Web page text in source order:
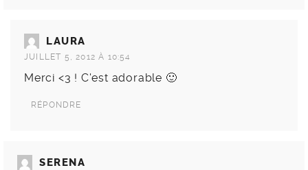
LAURA
JUILLET 5, 2012 À 10:54
Merci <3 ! C'est adorable 🙂
RÉPONDRE
SERENA